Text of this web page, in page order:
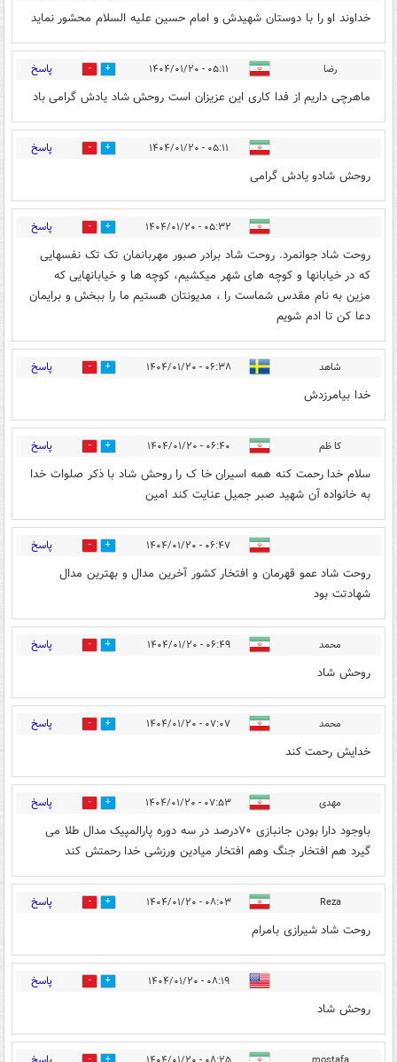
خداوند او را با دوستان شهیدش و امام حسین علیه السلام محشور نماید
رضا ۰۵:۱۱ - ۱۴۰۴/۰۱/۲۰ 4 پاسخ
ماهرچی داریم از فدا کاری این عزیزان است روحش شاد یادش گرامی باد
۰۵:۱۱ - ۱۴۰۴/۰۱/۲۰ 2 پاسخ
روحش شادو یادش گرامی
۰۵:۳۲ - ۱۴۰۴/۰۱/۲۰ 3 پاسخ
روحت شاد جوانمرد. روحت شاد برادر صبور مهربانمان تک تک نفسهایی
که در خیابانها و کوچه های شهر میکشیم، کوچه ها و خیابانهایی که
مزین به نام مقدس شماست را ، مدیونتان هستیم ما را ببخش و برایمان
دعا کن تا ادم شویم
شاهد ۰۶:۳۸ - ۱۴۰۴/۰۱/۲۰ 1 پاسخ
خدا بیامرزدش
کا ظم ۰۶:۴۰ - ۱۴۰۴/۰۱/۲۰ 1 پاسخ
سلام خدا رحمت کنه همه اسیران خا ک را روحش شاد با ذکر صلوات خدا
به خانواده آن شهید صبر جمیل عنایت کند امین
۰۶:۴۷ - ۱۴۰۴/۰۱/۲۰ 2 پاسخ
روحت شاد عمو قهرمان و افتخار کشور آخرین مدال و بهترین مدال
شهادتت بود
محمد ۰۶:۴۹ - ۱۴۰۴/۰۱/۲۰ 2 پاسخ
روحش شاد
محمد ۰۷:۰۷ - ۱۴۰۴/۰۱/۲۰ 1 پاسخ
خدایش رحمت کند
مهدی ۰۷:۵۳ - ۱۴۰۴/۰۱/۲۰ 4 پاسخ
باوجود دارا بودن جانبازی ۷۰درصد در سه دوره پارالمپیک مدال طلا می
گیرد هم افتخار جنگ وهم افتخار میادین ورزشی خدا رحمتش کند
Reza ۰۸:۰۳ - ۱۴۰۴/۰۱/۲۰ 0 پاسخ
روحت شاد شیرازی بامرام
۰۸:۱۹ - ۱۴۰۴/۰۱/۲۰ 0 پاسخ
روحش شاد